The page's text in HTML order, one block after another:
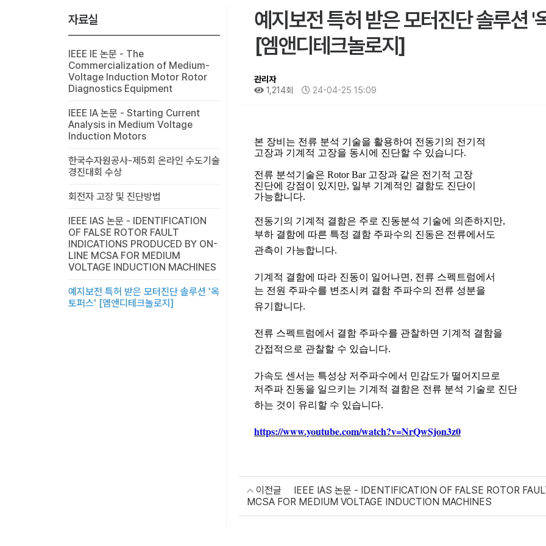
자료실
IEEE IE 논문 - The
Commercialization of Medium-
Voltage Induction Motor Rotor
Diagnostics Equipment
IEEE IA 논문 - Starting Current
Analysis in Medium Voltage
Induction Motors
한국수자원공사-제5회 온라인 수도기술
경진대회 수상
회전자 고장 및 진단방법
IEEE IAS 논문 - IDENTIFICATION
OF FALSE ROTOR FAULT
INDICATIONS PRODUCED BY ON-
LINE MCSA FOR MEDIUM
VOLTAGE INDUCTION MACHINES
예지보전 특허 받은 모터진단 솔루션 '옥
토퍼스' [엠앤디테크놀로지]
예지보전 특허 받은 모터진단 솔루션 '
[엠앤디테크놀로지]
관리자
1,214회
24-04-25 15:09
본 장비는 전류 분석 기술을 활용하여 전동기의 전기적
고장과 기계적 고장을 동시에 진단할 수 있습니다.
전류 분석기술은 Rotor Bar 고장과 같은 전기적 고장
진단에 강점이 있지만, 일부 기계적인 결함도 진단이
가능합니다.
전동기의 기계적 결함은 주로 진동분석 기술에 의존하지만,
부하 결함에 따른 특정 결함 주파수의 진동은 전류에서도
관측이 가능합니다.
기계적 결함에 따라 진동이 일어나면 , 전류 스펙트럼에서
는 전원 주파수를 변조시켜 결함 주파수의 전류 성분을
유기합니다.
전류 스펙트럼에서 결함 주파수를 관찰하면 기계적 결함을
간접적으로 관찰할 수 있습니다.
가속도 센서는 특성상 저주파수에서 민감도가 떨어지므로
저주파 진동을 일으키는 기계적 결함은 전류 분석 기술로 진단
하는 것이 유리할 수 있습니다.
https://www.youtube.com/watch?v=NrQwSjon3z0
이전글
IEEE IAS 논문 - IDENTIFICATION OF FALSE ROTOR
MCSA FOR MEDIUM VOLTAGE INDUCTION MACHINES